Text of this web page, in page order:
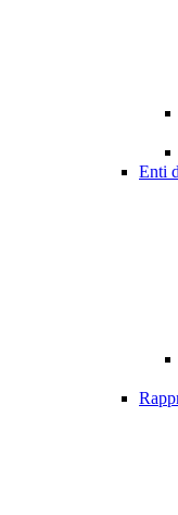
Enti